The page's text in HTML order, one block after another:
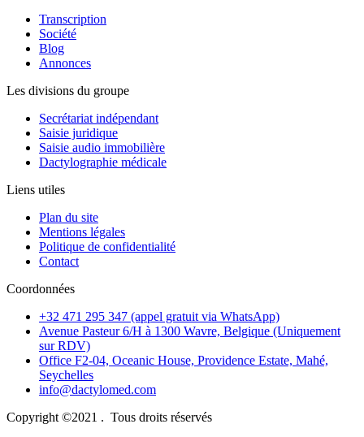
Transcription
Société
Blog
Annonces
Les divisions du groupe
Secrétariat indépendant
Saisie juridique
Saisie audio immobilière
Dactylographie médicale
Liens utiles
Plan du site
Mentions légales
Politique de confidentialité
Contact
Coordonnées
+32 471 295 347 (appel gratuit via WhatsApp)
Avenue Pasteur 6/H à 1300 Wavre, Belgique (Uniquement
sur RDV)
Office F2-04, Oceanic House, Providence Estate, Mahé,
Seychelles
info@dactylomed.com
Copyright ©2021 . Tous droits réservés